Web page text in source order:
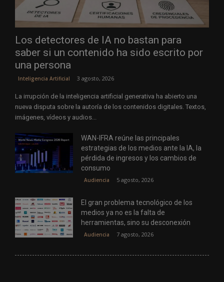
Los detectores de IA no bastan para
saber si un contenido ha sido escrito por
una persona
Inteligencia Artificial 3 agosto, 2026
La irrupción de la inteligencia artificial generativa ha abierto una
nueva disputa sobre la autoría de los contenidos digitales. Textos,
imágenes, vídeos y audios...
WAN-IFRA reúne las principales
estrategias de los medios ante la IA, la
pérdida de ingresos y los cambios de
consumo
Audiencia 5 agosto, 2026
El gran problema tecnológico de los
medios ya no es la falta de
herramientas, sino su desconexión
Audiencia 7 agosto, 2026